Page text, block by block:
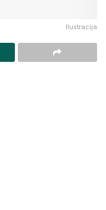
Ilustracija